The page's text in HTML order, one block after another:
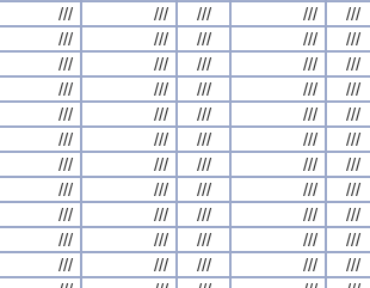
/// /// /// /// ///
/// /// /// /// ///
/// /// /// /// ///
/// /// /// /// ///
/// /// /// /// ///
/// /// /// /// ///
/// /// /// /// ///
/// /// /// /// ///
/// /// /// /// ///
/// /// /// /// ///
/// /// /// /// ///